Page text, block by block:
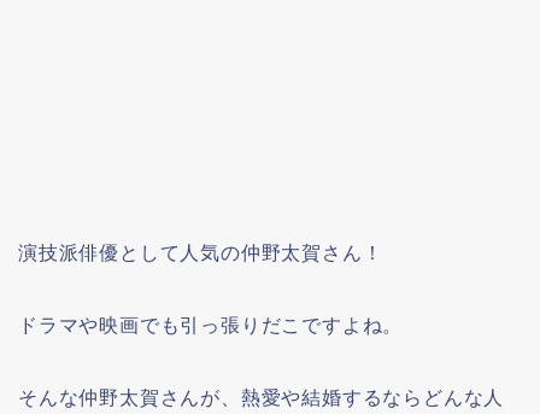
演技派俳優として人気の仲野太賀さん！
ドラマや映画でも引っ張りだこですよね。
そんな仲野太賀さんが、熱愛や結婚するならどんな人